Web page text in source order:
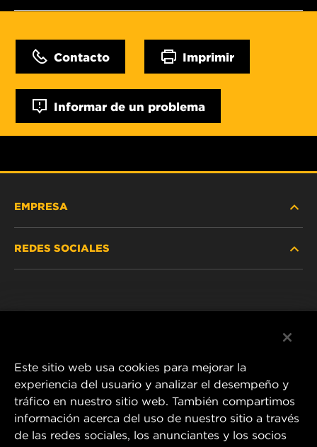
Contacto Imprimir
Informar de un problema
EMPRESA
REDES SOCIALES
1 Wix Way
P.O. Box 1967
Este sitio web usa cookies para mejorar la
experiencia del usuario y analizar el desempeño y
tráfico en nuestro sitio web. También compartimos
información acerca del uso de nuestro sitio a través
de las redes sociales, los anunciantes y los socios